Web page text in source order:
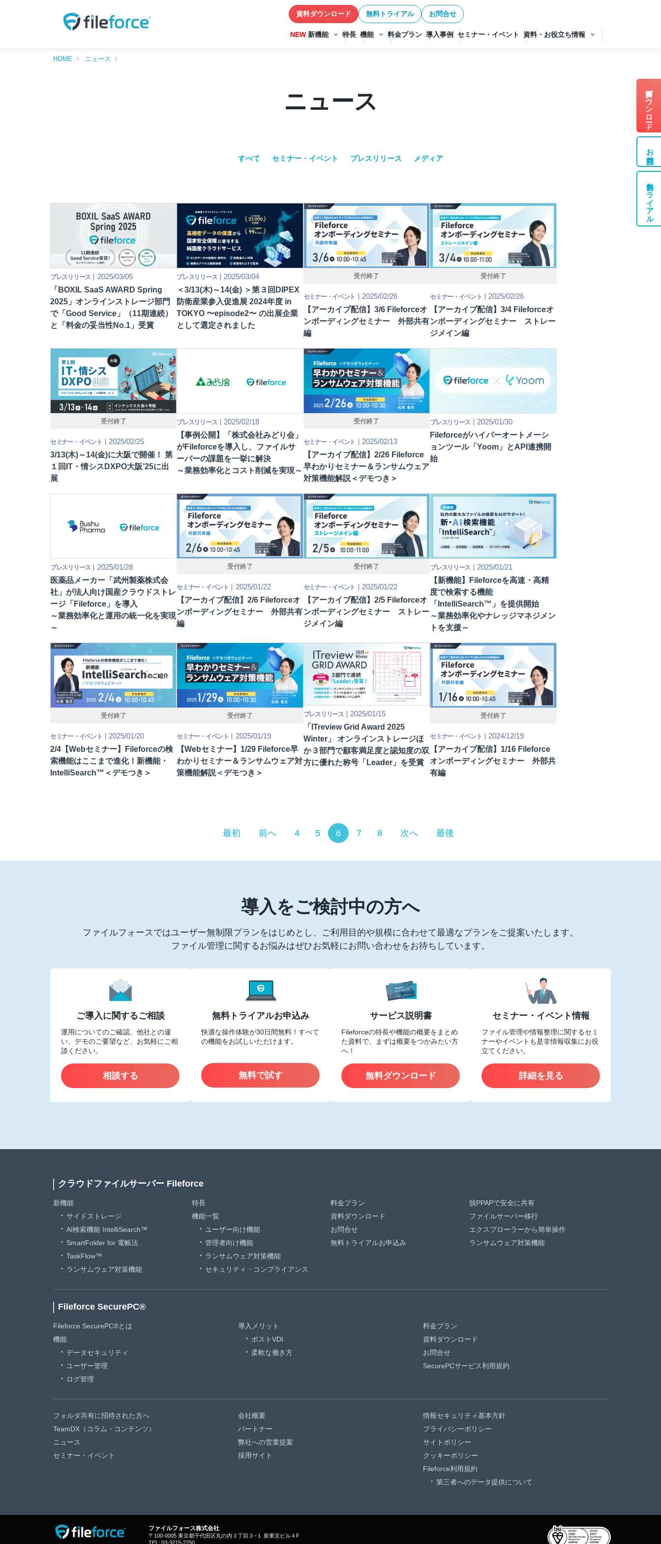
資料ダウンロード 無料トライアル お問合せ
NEW 新機能 特長 機能 料金プラン 導入事例 セミナー・イベント 資料・お役立ち情報
資料ダウンロード
お問合せ
無料トライアル
HOME ニュース
ニュース
すべて セミナー・イベント プレスリリース メディア
プレスリリース
2025/03/05
「BOXIL SaaS AWARD Spring
2025」オンラインストレージ部門
で「Good Service」（11期連続）
と「料金の妥当性No.1」受賞
プレスリリース
2025/03/04
＜3/13(木)～14(金) ＞第３回DIPEX
防衛産業参入促進展 2024年度 in
TOKYO 〜episode2〜 の出展企業
として選定されました
受付終了
セミナー・イベント
2025/02/26
【アーカイブ配信】3/6 Fileforceオ
ンボーディングセミナー 外部共有
編
受付終了
セミナー・イベント
2025/02/26
【アーカイブ配信】3/4 Fileforceオ
ンボーディングセミナー ストレー
ジメイン編
受付終了
セミナー・イベント
2025/02/25
3/13(木)～14(金)に大阪で開催！ 第
１回IT・情シスDXPO大阪’25に出
展
プレスリリース
2025/02/18
【事例公開】「株式会社みどり会」
がFileforceを導入し、ファイルサ
ーバーの課題を一挙に解決
～業務効率化とコスト削減を実現～
受付終了
セミナー・イベント
2025/02/13
【アーカイブ配信】2/26 Fileforce
早わかりセミナー＆ランサムウェア
対策機能解説＜デモつき＞
プレスリリース
2025/01/30
Fileforceがハイパーオートメーシ
ョンツール「Yoom」とAPI連携開
始
プレスリリース
2025/01/28
医薬品メーカー「武州製薬株式会
社」が法人向け国産クラウドストレ
ージ「Fileforce」を導入
～業務効率化と運用の統一化を実現
～
受付終了
セミナー・イベント
2025/01/22
【アーカイブ配信】2/6 Fileforceオ
ンボーディングセミナー 外部共有
編
受付終了
セミナー・イベント
2025/01/22
【アーカイブ配信】2/5 Fileforceオ
ンボーディングセミナー ストレー
ジメイン編
プレスリリース
2025/01/21
【新機能】Fileforceを高速・高精
度で検索する機能
「IntelliSearch™」を提供開始
～業務効率化やナレッジマネジメン
トを支援～
受付終了
セミナー・イベント
2025/01/20
2/4【Webセミナー】Fileforceの検
索機能はここまで進化！新機能・
IntelliSearch™＜デモつき＞
受付終了
セミナー・イベント
2025/01/19
【Webセミナー】1/29 Fileforce早
わかりセミナー＆ランサムウェア対
策機能解説＜デモつき＞
プレスリリース
2025/01/15
「ITreview Grid Award 2025
Winter」 オンラインストレージほ
か３部門で顧客満足度と認知度の双
方に優れた称号「Leader」を受賞
受付終了
セミナー・イベント
2024/12/19
【アーカイブ配信】1/16 Fileforce
オンボーディングセミナー 外部共
有編
最初 前へ 4 5 6 7 8 次へ 最後
導入をご検討中の方へ
ファイルフォースではユーザー無制限プランをはじめとし、ご利用目的や規模に合わせて最適なプランをご提案いたします。
ファイル管理に関するお悩みはぜひお気軽にお問い合わせをお待ちしています。
ご導入に関するご相談
運用についてのご確認、他社との違
い、デモのご要望など、お気軽にご相
談ください。
相談する
無料トライアルお申込み
快適な操作体験が30日間無料！すべて
の機能をお試しいただけます。
無料で試す
サービス説明書
Fileforceの特長や機能の概要をまとめ
た資料で、まずは概要をつかみたい方
へ！
無料ダウンロード
セミナー・イベント情報
ファイル管理や情報整理に関するセミ
ナーやイベントも是非情報収集にお役
立てください。
詳細を見る
クラウドファイルサーバー Fileforce
新機能
サイドストレージ
AI検索機能 IntelliSearch™
SmartFolder for 電帳法
TaskFlow™
ランサムウェア対策機能
特長
機能一覧
ユーザー向け機能
管理者向け機能
ランサムウェア対策機能
セキュリティ・コンプライアンス
料金プラン
資料ダウンロード
お問合せ
無料トライアルお申込み
脱PPAPで安全に共有
ファイルサーバー移行
エクスプローラーから簡単操作
ランサムウェア対策機能
Fileforce SecurePC®
Fileforce SecurePC®とは
機能
データセキュリティ
ユーザー管理
ログ管理
導入メリット
ポストVDI
柔軟な働き方
料金プラン
資料ダウンロード
お問合せ
SecurePCサービス利用規約
フォルダ共有に招待された方へ
TeamDX（コラム・コンテンツ）
ニュース
セミナー・イベント
会社概要
パートナー
弊社への営業提案
採用サイト
情報セキュリティ基本方針
プライバシーポリシー
サイトポリシー
クッキーポリシー
Fileforce利用規約
第三者へのデータ提供について
ファイルフォース株式会社
〒100-0005 東京都千代田区丸の内３丁目３−１ 新東京ビル４F
TEL: 03-3215-2250